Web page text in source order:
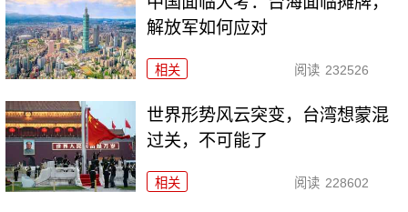
解放军如何应对
相关 阅读 232526
世界形势风云突变，台湾想蒙混
过关，不可能了
相关 阅读 228602